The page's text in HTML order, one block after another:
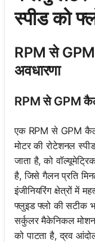
स्पीड को
RPM से GPM
अवधारणा
RPM से GPM
एक RPM से GPM
मोटर की रोटेशनल
जाता है, को
है, जिसे गैलन प्रति
इंजीनियरिंग क्षेत्रों में
फ्लुइड फ्लो की सटीक
सर्कुलर मैकेनिकल
को पाटता है, द्रव